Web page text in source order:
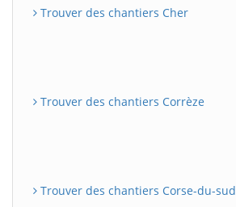
Trouver des chantiers Cher
Trouver des chantiers Corrèze
Trouver des chantiers Corse-du-sud